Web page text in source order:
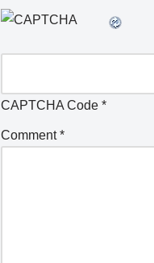
CAPTCHA Code*
Comment*